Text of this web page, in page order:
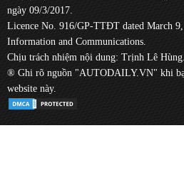
ngày 09/3/2017.
Licence No. 916/GP-TTĐT dated March
Information and Communications.
Chịu trách nhiệm nội dung: Trịnh Lê Hùng.
® Ghi rõ nguồn "AUTODAILY.VN" khi
website này.